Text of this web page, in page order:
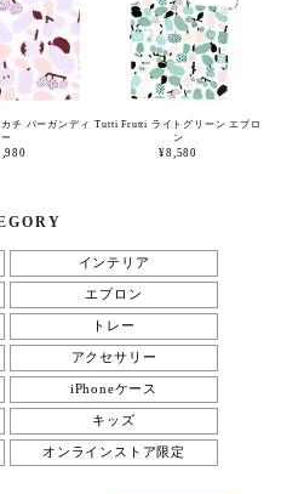
チ バーガンディ
ー
Tutti Frutti ライトグリーン エプロ
ン
¥8,580
インテリア
エプロン
トレー
アクセサリー
iPhoneケース
キッズ
オンラインストア限定